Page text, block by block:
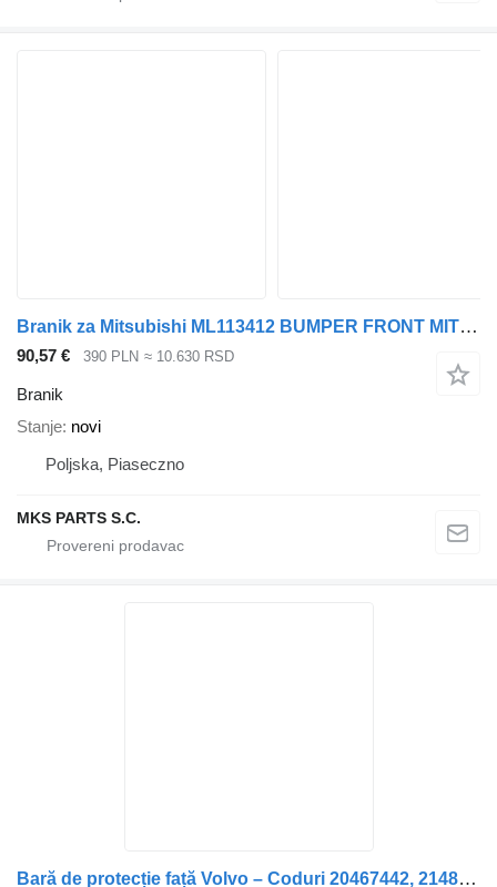
Branik za Mitsubishi ML113412 BUMPER FRONT MITSUBISHI CANTER 1996-2005 ML113412 kamiona
90,57 € 390 PLN ≈ 10.630 RSD
Branik
Stanje novi
Poljska, Piaseczno
MKS PARTS S.C.
Bară de protecție față Volvo – Coduri 20467442, 21484901, 204565 branik za kamiona